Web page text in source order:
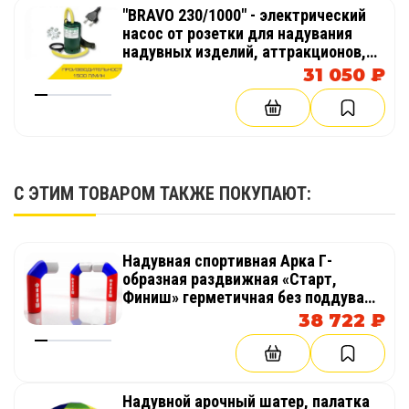
управления и командные задания. Закрытая
конструкция помогает начинающим пилотам
тренироваться безопаснее и увереннее.
Для мероприятий и развлечений
мероприятии, дне города, школьном
внимание, вовлекает участников и создает
современный технологичный формат
активности.
"BRAVO 230/1000" - электрический
насос от розетки для надувания
надувных изделий, аттракционов,
31 050 ₽
С ЭТИМ ТОВАРОМ ТАКЖЕ ПОКУПАЮТ:
Надувная спортивная Арка Г-
образная раздвижная «Старт,
Финиш» герметичная без поддува
38 722 ₽
Надувной арочный шатер, палатка